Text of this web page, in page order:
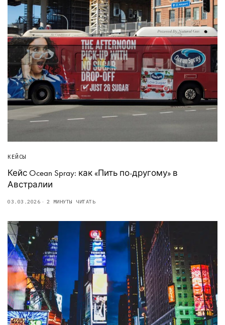
КЕЙСЫ
Кейс Ocean Spray: как «Пить по-другому» в
Австралии
03.03.2026 2 МИНУТЫ ЧИТАТЬ